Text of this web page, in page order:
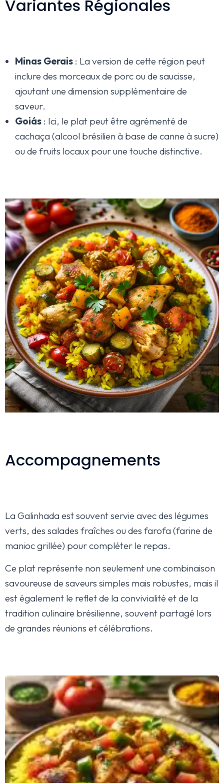
Variantes Régionales
Minas Gerais : La version de cette région peut
inclure des morceaux de porc ou de saucisse,
ajoutant une dimension supplémentaire de
saveur.
Goiás : Ici, le plat peut être agrémenté de
cachaça (alcool brésilien à base de canne à sucre)
ou de fruits locaux pour une touche distinctive.
Accompagnements
La Galinhada est souvent servie avec des légumes
verts, des salades fraîches ou des farofa (farine de
manioc grillée) pour compléter le repas.
Ce plat représente non seulement une combinaison
savoureuse de saveurs simples mais robustes, mais il
est également le reflet de la convivialité et de la
tradition culinaire brésilienne, souvent partagé lors
de grandes réunions et célébrations.